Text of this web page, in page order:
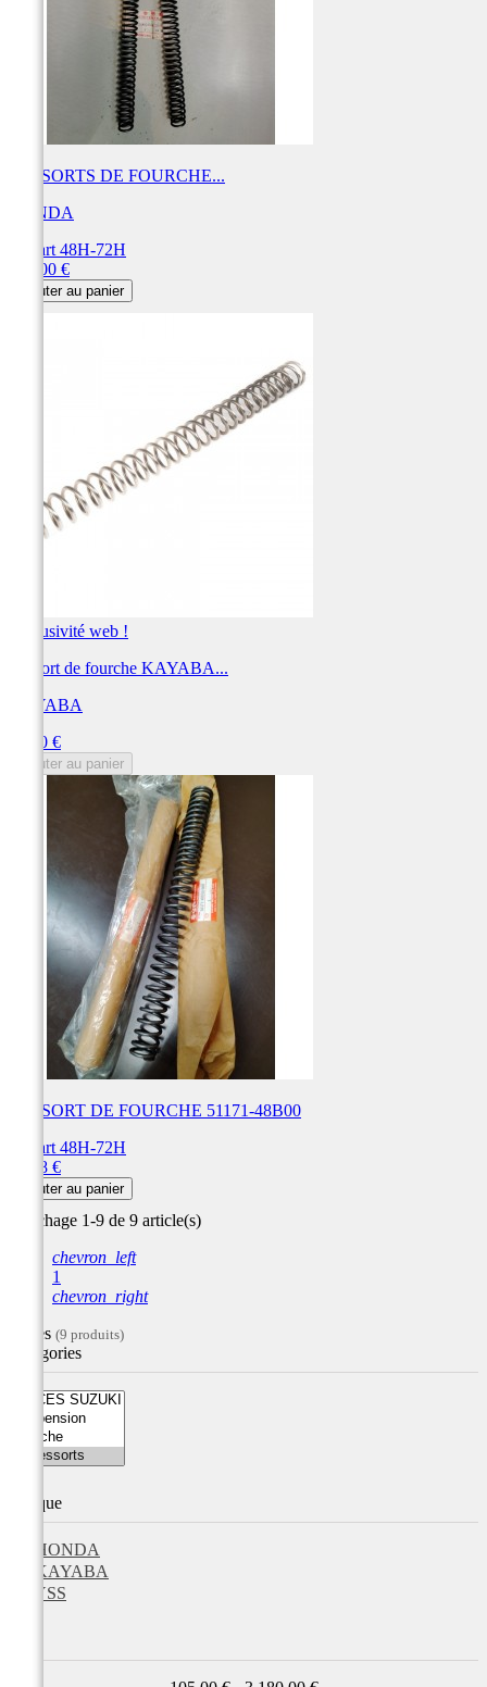
RESSORTS DE FOURCHE...
HONDA
Départ 48H-72H
100,00 €
Ajouter au panier
Exclusivité web !
Ressort de fourche KAYABA...
KAYABA
79,20 €
Ajouter au panier
RESSORT DE FOURCHE 51171-48B00
Départ 48H-72H
66,58 €
Ajouter au panier
Affichage 1-9 de 9 article(s)
chevron_left
1
chevron_right
Filtres (9 produits)
Catégories
Marque
HONDA
KAYABA
YSS